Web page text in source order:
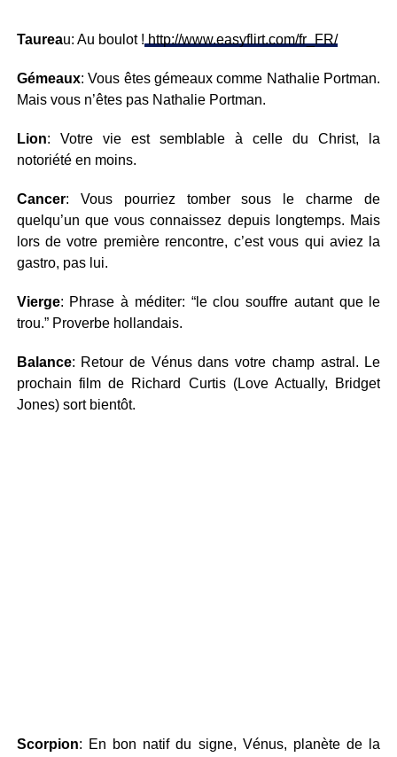
Taureau: Au boulot ! http://www.easyflirt.com/fr_FR/
Gémeaux: Vous êtes gémeaux comme Nathalie Portman.
Mais vous n’êtes pas Nathalie Portman.
Lion: Votre vie est semblable à celle du Christ, la
notoriété en moins.
Cancer: Vous pourriez tomber sous le charme de
quelqu’un que vous connaissez depuis longtemps. Mais
lors de votre première rencontre, c’est vous qui aviez la
gastro, pas lui.
Vierge: Phrase à méditer: “le clou souffre autant que le
trou.” Proverbe hollandais.
Balance: Retour de Vénus dans votre champ astral. Le
prochain film de Richard Curtis (Love Actually, Bridget
Jones) sort bientôt.
Scorpion: En bon natif du signe, Vénus, planète de la